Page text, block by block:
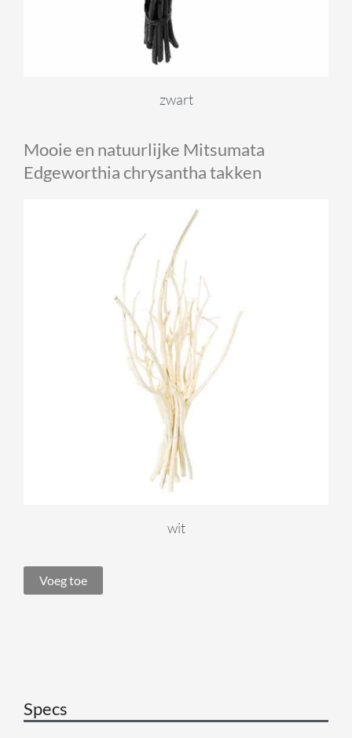
zwart
Mooie en natuurlijke Mitsumata
Edgeworthia chrysantha takken
wit
Voeg toe
Specs